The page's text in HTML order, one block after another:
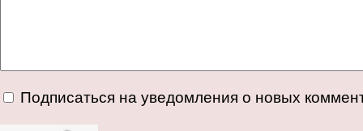
Подписаться на уведомления о новых